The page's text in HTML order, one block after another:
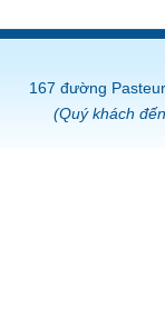
167 đường
(Quý khách